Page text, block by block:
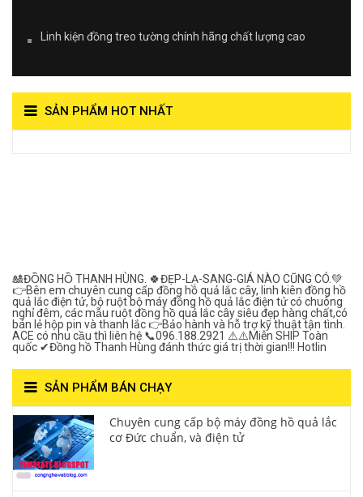
Linh kiện đồng treo tường chính hãng chất lượng cao
SẢN PHẨM HOT NHẤT
🎎ĐỒNG HỒ THANH HÙNG. 🍀ĐẸP-LẠ-SANG-GIÁ NÀO CŨNG CÓ.💚
👉Bên em chuyên cung cấp đồng hồ quả lắc cây, linh kiên đồng hồ
quả lắc điện tử, bộ ruột bộ máy đồng hồ quả lắc điện tử có chuông
nghỉ đêm, các mẫu ruột đồng hồ quả lắc cây siêu đẹp hàng chất,có
bán lẻ hộp pin và thanh lắc 👉Bảo hành và hỗ trợ kỹ thuật tận tình.
ACE có nhu cầu thì liên hệ 📞096.188.2921 ⚠️⚠️Miễn SHIP Toàn
quốc ✔Đồng hồ Thanh Hùng đánh thức giá trị thời gian!!! Hotlin
SẢN PHẨM BÁN CHẠY
Chuyên cung cấp bộ máy đồng hồ quả lắc
cơ Đức chuẩn, và điện tử